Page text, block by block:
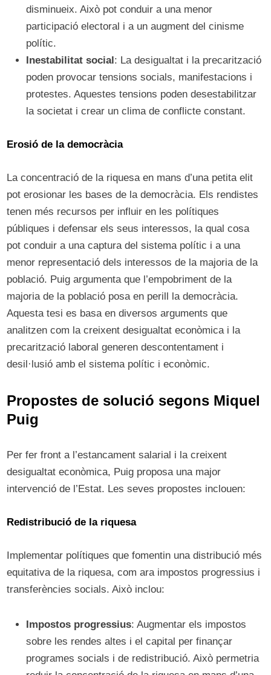
disminueix. Això pot conduir a una menor
participació electoral i a un augment del cinisme
polític.
Inestabilitat social : La desigualtat i la precarització
poden provocar tensions socials, manifestacions i
protestes. Aquestes tensions poden desestabilitzar
la societat i crear un clima de conflicte constant.
Erosió de la democràcia
La concentració de la riquesa en mans d’una petita elit
pot erosionar les bases de la democràcia. Els rendistes
tenen més recursos per influir en les polítiques
públiques i defensar els seus interessos, la qual cosa
pot conduir a una captura del sistema polític i a una
menor representació dels interessos de la majoria de la
població. Puig argumenta que l’empobriment de la
majoria de la població posa en perill la democràcia.
Aquesta tesi es basa en diversos arguments que
analitzen com la creixent desigualtat econòmica i la
precarització laboral generen descontentament i
desil·lusió amb el sistema polític i econòmic.
Propostes de solució segons Miquel
Puig
Per fer front a l’estancament salarial i la creixent
desigualtat econòmica, Puig proposa una major
intervenció de l’Estat. Les seves propostes inclouen:
Redistribució de la riquesa
Implementar polítiques que fomentin una distribució més
equitativa de la riquesa, com ara impostos progressius i
transferències socials. Això inclou:
Impostos progressius: Augmentar els impostos
sobre les rendes altes i el capital per finançar
programes socials i de redistribució. Això permetria